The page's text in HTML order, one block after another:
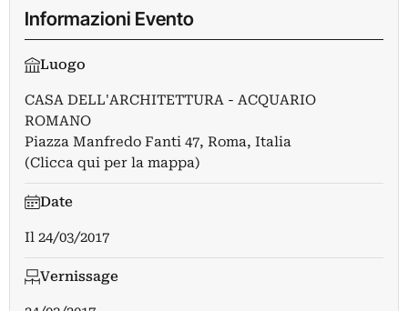
Informazioni Evento
Luogo
CASA DELL'ARCHITETTURA - ACQUARIO
ROMANO
Piazza Manfredo Fanti 47, Roma, Italia
(Clicca qui per la mappa)
Date
Il 24/03/2017
Vernissage